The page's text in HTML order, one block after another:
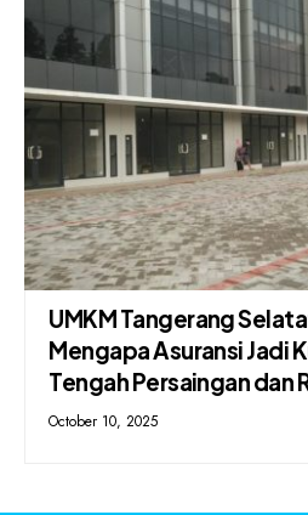
UMKM Tangerang
Mengapa Asuransi Jadi
Tengah Persaingan dan
October 10, 2025